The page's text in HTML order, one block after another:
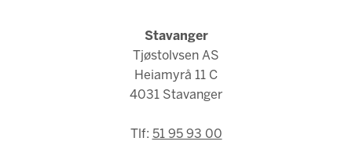
Stavanger
Tjøstolvsen AS
Heiamyrå 11 C
4031 Stavanger
Tlf: 51 95 93 00